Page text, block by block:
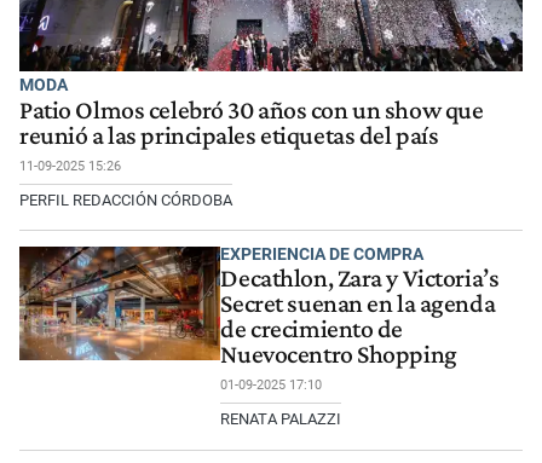
MODA
Patio Olmos celebró 30 años con un show que
reunió a las principales etiquetas del país
11-09-2025 15:26
PERFIL REDACCIÓN CÓRDOBA
EXPERIENCIA DE COMPRA
Decathlon, Zara y Victoria’s
Secret suenan en la agenda
de crecimiento de
Nuevocentro Shopping
01-09-2025 17:10
RENATA PALAZZI